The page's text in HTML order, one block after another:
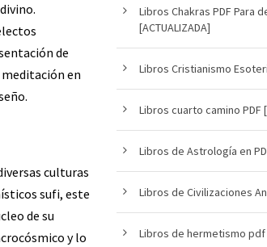
de
en
culturas
sufi, este
de su
y lo
Libros Chakras PDF Para
[ACTUALIZADA]
Libros Cristianismo
Libros cuarto camino PDF
Libros de Astrología en
Libros de Civilizaciones
Libros de hermetismo pdf